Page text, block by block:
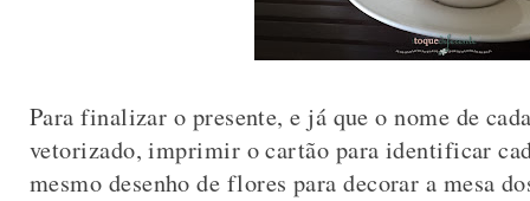
Para finalizar o presente, e já que o nome de
vetorizado, imprimir o cartão para identificar
mesmo desenho de flores para decorar a mesa